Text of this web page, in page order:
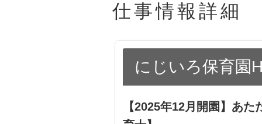
仕事情報詳細
にじいろ保育園
【2025年12月開園】あ